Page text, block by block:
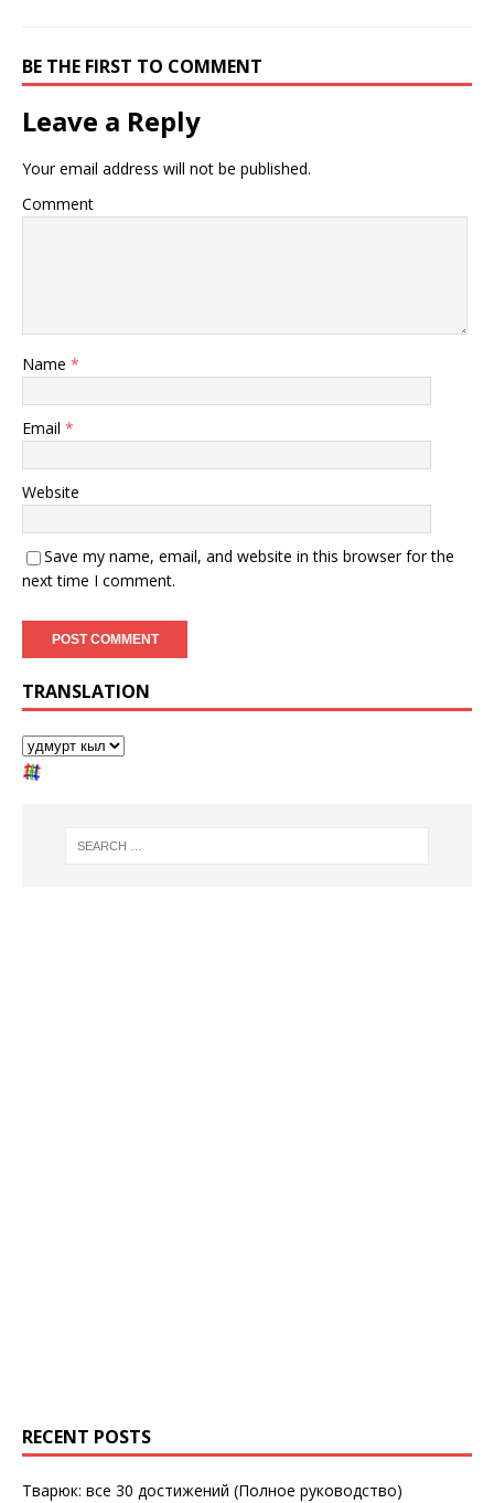
BE THE FIRST TO COMMENT
Leave a Reply
Your email address will not be published.
Comment
Name *
Email *
Website
Save my name, email, and website in this browser for the
next time I comment.
TRANSLATION
RECENT POSTS
Тварюк: все 30 достижений (Полное руководство)